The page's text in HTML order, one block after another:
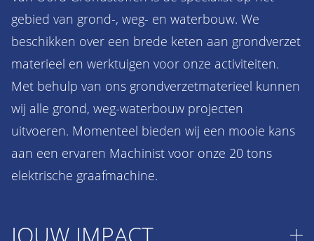
gebied van grond-, weg- en waterbouw. We
beschikken over een brede keten aan grondverzet
materieel en werktuigen voor onze activiteiten.
Met behulp van ons grondverzetmaterieel kunnen
wij alle grond, weg-waterbouw projecten
uitvoeren. Momenteel bieden wij een mooie kans
aan een ervaren Machinist voor onze 20 tons
elektrische graafmachine.